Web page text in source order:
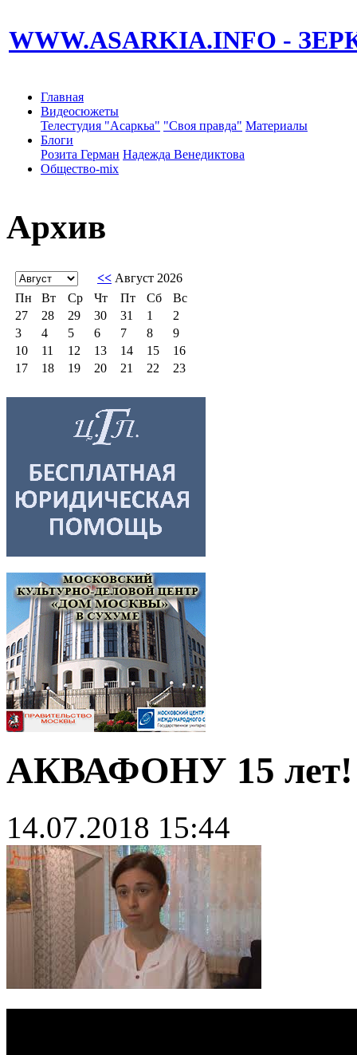
WWW.ASARKIA.INFO -
Главная
Видеосюжеты
Телестудия "Асаркьа" "Своя правда" Материалы
Блоги
Розита Герман Надежда Венедиктова
Общество-mix
Архив
АКВАФОНУ 15 лет!
14.07.2018 15:44